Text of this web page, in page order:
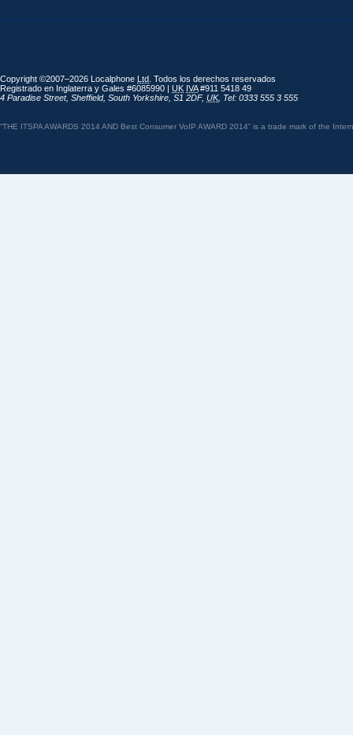
Copyright ©2007–2026 Localphone Ltd . Todos los derechos reservados
Registrado en Inglaterra y Gales #6085990 | UK IVA#911 5418 49
4 Paradise Street, Sheffield, South Yorkshire S1 2DF, UK, Tel: 0333 555 3 555
“THE ITSPA AWARDS 2014 AND Best Consumer VoIP AWARD 2014” is a trade mark of the